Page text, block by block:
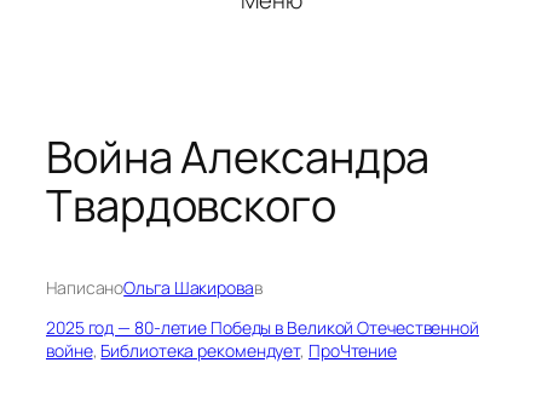
Война Александра
Твардовского
НаписаноОльга Шакировав
2025 год — 80-летие Победы в Великой Отечественной
войне, Библиотека рекомендует, ПроЧтение